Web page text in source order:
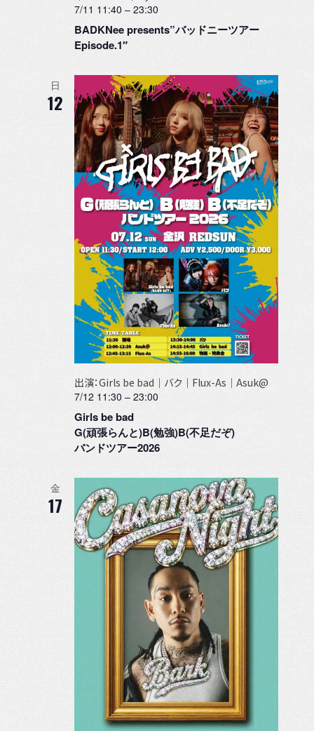
7/11 11:40 – 23:30
BADKNee presents”バッドニーツアー
Episode.1″
日
12
7/12 11:30 – 23:00
Girls be bad
G(頑張らんと)B(勉強)B(不足だぞ)
バンドツアー2026
出演：Girls be bad｜バク｜Flux-As｜Asuk@
金
17